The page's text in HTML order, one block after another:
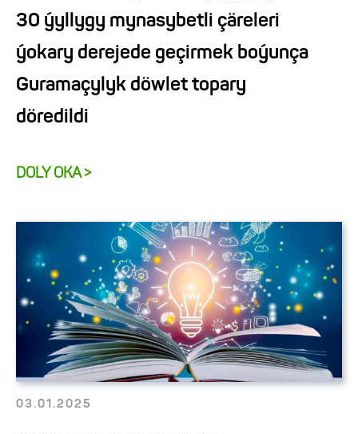
30 ýyllygy mynasybetli çäreleri
ýokary derejede geçirmek boýunça
Guramaçylyk döwlet topary
döredildi
DOLY OKA >
03.01.2025